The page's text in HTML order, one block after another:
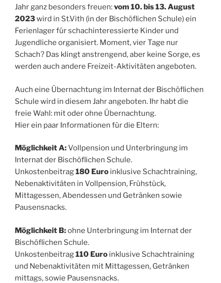
Jahr ganz besonders freuen:vom 10. bis 13. August
2023wird in St.Vith (in der Bischöflichen Schule) ein
Ferienlager für schachinteressierte Kinder und
Jugendliche organisiert. Moment, vier Tage nur
Schach? Das klingt anstrengend, aber keine Sorge, es
werden auch andere Freizeit-Aktivitäten angeboten.
Auch eine Übernachtung im Internat der Bischöflichen
Schule wird in diesem Jahr angeboten. Ihr habt die
freie Wahl: mit oder ohne Übernachtung.
Hier ein paar Informationen für die Eltern:
Möglichkeit A:Vollpension und Unterbringung im
Internat der Bischöflichen Schule.
Unkostenbeitrag180 Euro inklusive Schachtraining,
Nebenaktivitäten in Vollpension, Frühstück,
Mittagessen, Abendessen und Getränken sowie
Pausensnacks.
Möglichkeit B:ohne Unterbringung im Internat der
Bischöflichen Schule.
Unkostenbeitrag110 Euro inklusive Schachtraining
und Nebenaktivitäten mit Mittagessen, Getränken
mittags, sowie Pausensnacks.